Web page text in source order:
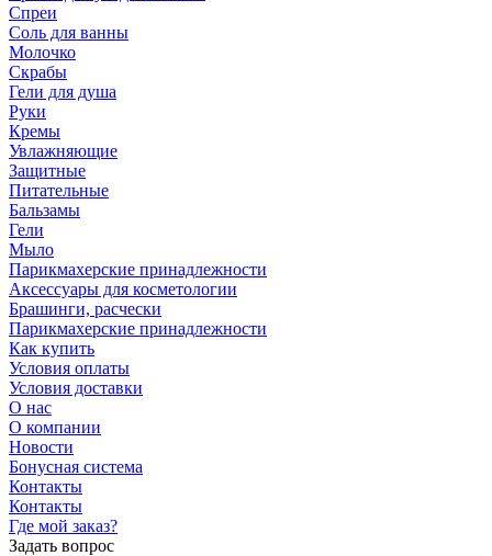
Спреи
Соль для ванны
Молочко
Скрабы
Гели для душа
Руки
Кремы
Увлажняющие
Защитные
Питательные
Бальзамы
Гели
Мыло
Парикмахерские принадлежности
Аксессуары для косметологии
Брашинги, расчески
Парикмахерские принадлежности
Как купить
Условия оплаты
Условия доставки
О нас
О компании
Новости
Бонусная система
Контакты
Контакты
Где мой заказ?
Задать вопрос